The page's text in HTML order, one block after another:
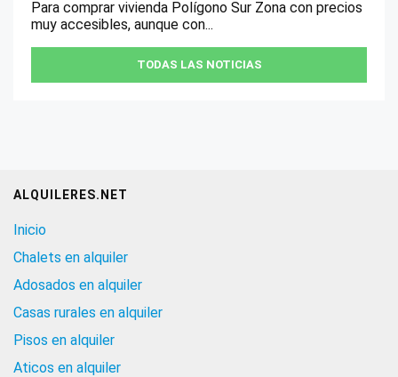
Para comprar vivienda Polígono Sur Zona con precios
muy accesibles, aunque con...
TODAS LAS NOTICIAS
ALQUILERES.NET
Inicio
Chalets en alquiler
Adosados en alquiler
Casas rurales en alquiler
Pisos en alquiler
Aticos en alquiler